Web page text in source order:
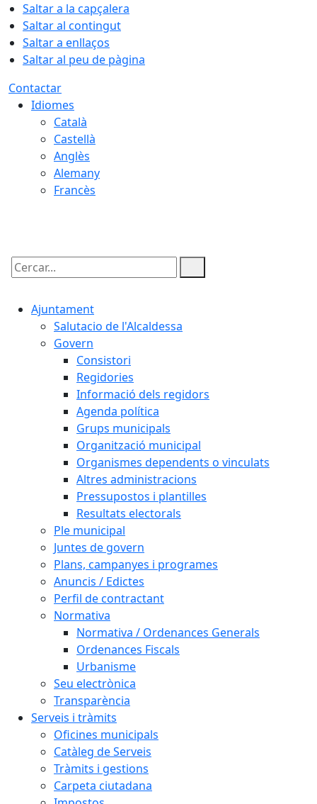
Saltar a la capçalera
Saltar al contingut
Saltar a enllaços
Saltar al peu de pàgina
Contactar
Idiomes
Català
Castellà
Anglès
Alemany
Francès
Cercar:
Ajuntament
Salutacio de l'Alcaldessa
Govern
Consistori
Regidories
Informació dels regidors
Agenda política
Grups municipals
Organització municipal
Organismes dependents o vinculats
Altres administracions
Pressupostos i plantilles
Resultats electorals
Ple municipal
Juntes de govern
Plans, campanyes i programes
Anuncis / Edictes
Perfil de contractant
Normativa
Normativa / Ordenances Generals
Ordenances Fiscals
Urbanisme
Seu electrònica
Transparència
Serveis i tràmits
Oficines municipals
Catàleg de Serveis
Tràmits i gestions
Carpeta ciutadana